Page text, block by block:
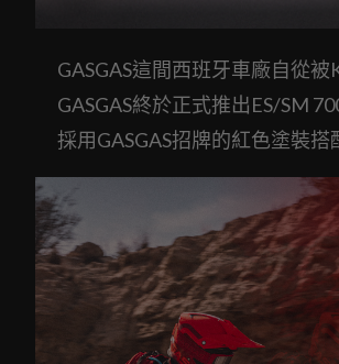
GASGAS這間西班牙車廠自從
GASGAS終於正式推出ES/SM
採用GASGAS招牌的紅色塗裝搭